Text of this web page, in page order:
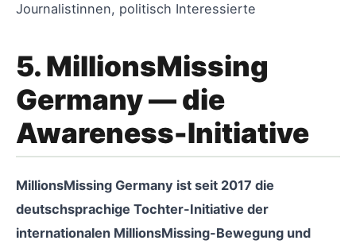
Journalistinnen, politisch Interessierte
5. MillionsMissing
Germany — die
Awareness-Initiative
MillionsMissing Germany ist seit 2017 die
deutschsprachige Tochter-Initiative der
internationalen MillionsMissing-Bewegung und